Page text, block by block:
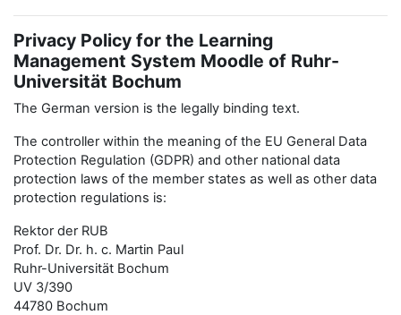
Privacy Policy for the Learning
Management System Moodle of Ruhr-
Universität Bochum
The German version is the legally binding text.
The controller within the meaning of the EU General Data
Protection Regulation (GDPR) and other national data
protection laws of the member states as well as other data
protection regulations is:
Rektor der RUB
Prof. Dr. Dr. h. c. Martin Paul
Ruhr-Universität Bochum
UV 3/390
44780 Bochum